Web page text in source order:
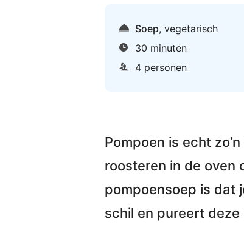
Soep, vegetarisch
30 minuten
4 personen
Pompoen is echt
roosteren in de oven
pompoensoep is dat
schil en pureert